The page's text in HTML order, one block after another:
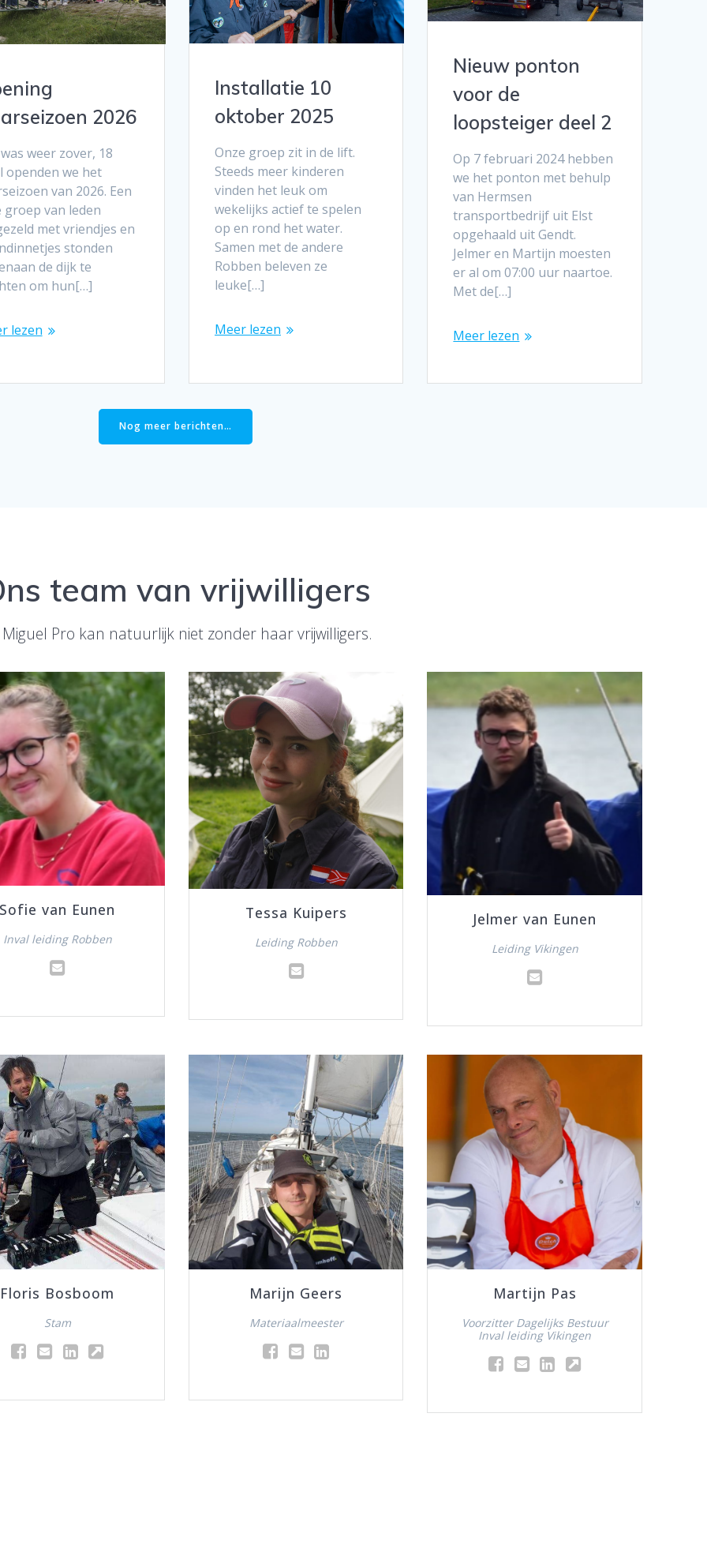
2026
weer zover, 18
openden we het
van 2026. Een
groep van leden
met vriendjes en
stonden
de dijk te
om hun[…]
lezen
Installatie 10
oktober 2025
Onze groep zit in de lift.
Steeds meer kinderen
vinden het leuk om
wekelijks actief te spelen
op en rond het water.
Samen met de andere
Robben beleven ze
leuke[…]
Meer lezen
Nieuw ponton
voor de
loopsteiger deel 2
Op 7 februari 2024 hebben
we het ponton met behulp
van Hermsen
transportbedrijf uit Elst
opgehaald uit Gendt.
Jelmer en Martijn moesten
er al om 07:00 uur naartoe.
Met de[…]
Meer lezen
Nog meer berichten…
team van vrijwilligers
Miguel Pro kan natuurlijk niet zonder haar vrijwilligers.
Sofie van Eunen
Inval leiding Robben
Tessa Kuipers
Leiding Robben
Jelmer van Eunen
Leiding Vikingen
Floris Bosboom
Stam
Marijn Geers
Materiaalmeester
Martijn Pas
Voorzitter Dagelijks Bestuur
Inval leiding Vikingen